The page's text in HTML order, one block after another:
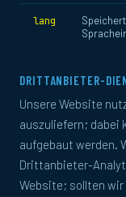
lang
DRITTANBIETER-
Unsere Website
auszuliefern; dabei
aufgebaut werden.
Drittanbieter-
Website; sollten